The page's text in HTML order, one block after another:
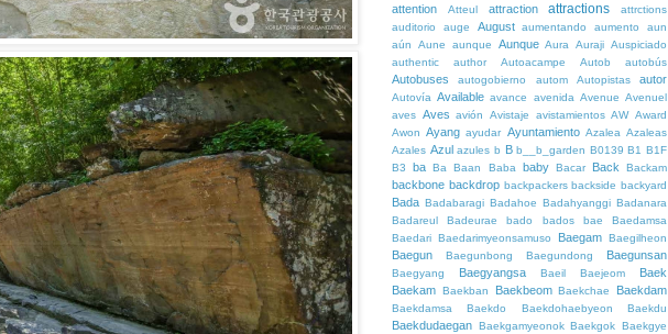
attention Atteul attraction attractions
attrctions
auditorio
auge August aumentando aumento
aun
aún
Aune aunque Aunque Aura Auraji Auspiciado
authentic
author Autoacampe Autob autobús
Autobuses autogobierno autom Autopistas autor
Autovía Available avance avenida Avenue Avenuel
aves Aves avión Avistaje avistamientos AW Award
Awon Ayang ayudar Ayuntamiento Azalea Azaleas
Azales Azul azules b B b__b_garden B0139 B1 B1F
B3
ba Ba Baan Baba baby Bacar Back Backam
backbone backdrop backpackers backside backyard
Bada Badabaragi Badahoe Badahyanggi Badanara
Badareul
Badeurae bado bados bae
Baedamsa
Baedari Baedarimyeonsamuso Baegam Baegilheon
Baegun Baegunbong Baegundong Baegunsan
Baegyang Baegyangsa Baeil Baejeom
Baek
Baekam Baekban Baekbeom Baekchae Baekdam
Baekdamsa Baekdo Baekdohaebyeon Baekdu
Baekdudaegan Baekgamyeonok Baekgok Baekgye